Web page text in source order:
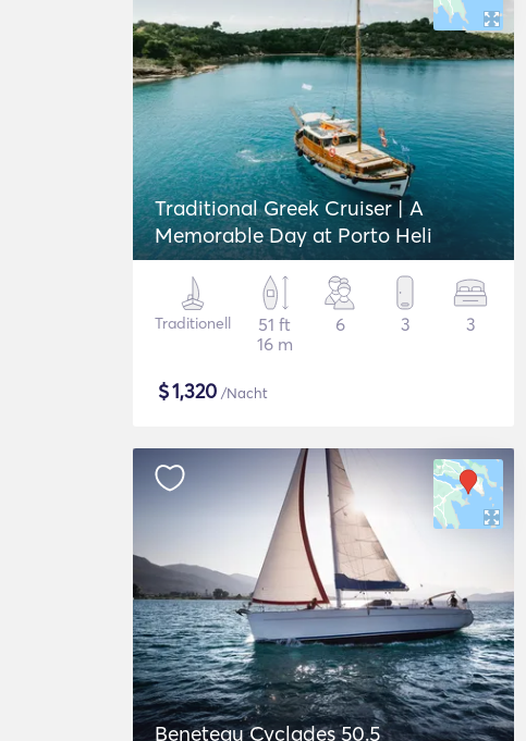
Traditional Greek Cruiser | A
Memorable Day at Porto Heli
Traditionell
51 ft
16 m
6 3 3
$1,320 /Nacht
Beneteau Cyclades 50.5